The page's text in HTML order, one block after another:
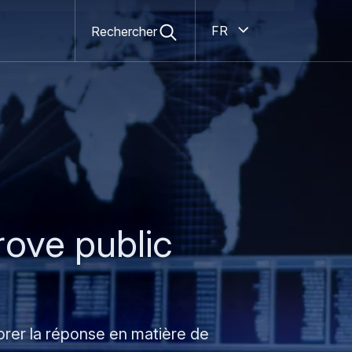
Secondary
navigation
Open
search
form
Rechercher
French
public
la réponse en matière de